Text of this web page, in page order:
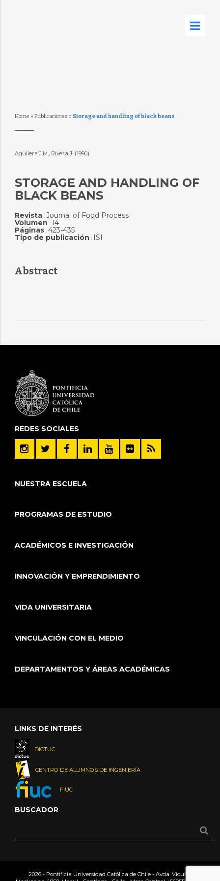
Home » Publicaciones » Storage and handling of black beans
Aguilera J.M., Rivera J. (1990)
STORAGE AND HANDLING OF
BLACK BEANS
Revista: Journal of Food Process
Volumen : 14
Páginas: 423-435
Tipo de publicación : ISI
Abstract
REDES SOCIALES
NUESTRA ESCUELA
PROGRAMAS DE ESTUDIO
ACADÉMICOS E INVESTIGACIÓN
INNOVACIÓN Y EMPRENDIMIENTO
VIDA UNIVERSITARIA
VINCULACIÓN CON EL MEDIO
DEPARTAMENTOS Y ÁREAS ACADÉMICAS
LINKS DE INTERÉS
DICTUC
CENTRO DE ALUMNOS DE INGENIERÍA
FIUC
BUSCADOR
2026 - Pontificia Universidad Católica de Chile - Avda. Vicuña